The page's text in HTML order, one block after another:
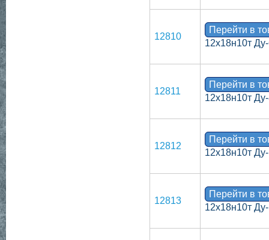
12810
Перейти в
12х18н10т
12811
Перейти в
12х18н10т
12812
Перейти в
12х18н10т
12813
Перейти в
12х18н10т